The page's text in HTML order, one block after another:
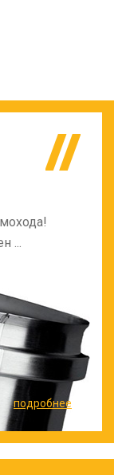
...
подробнее